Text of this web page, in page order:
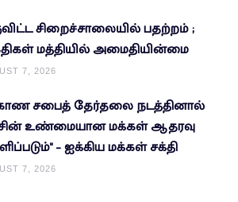
சிறைச்சாலையில் பதற்றம் ;
மத்தியில் அமைதியின்மை
7, 2026
சபைத் தேர்தலை நடத்தினால்
உண்மையான மக்கள் ஆதரவு
– ஐக்கிய மக்கள் சக்தி
7, 2026